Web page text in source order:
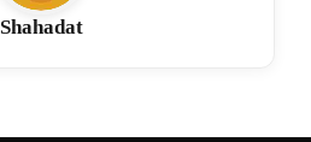
Shahadat